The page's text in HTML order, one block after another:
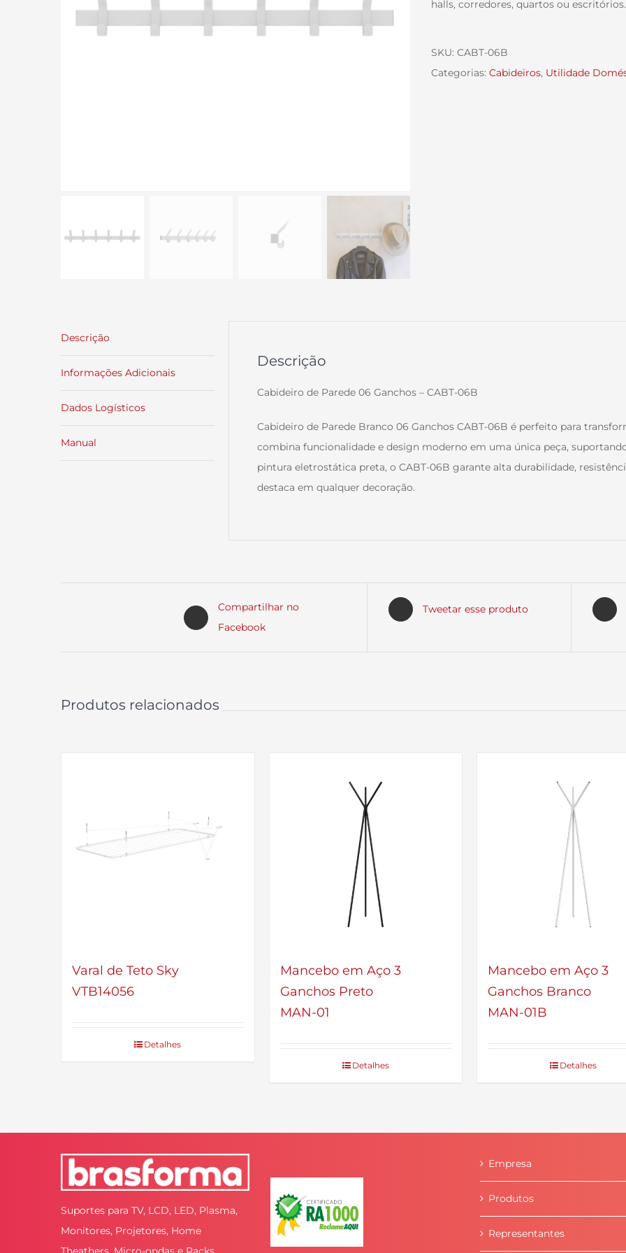
halls, corredores, quartos ou escritórios.
SKU: CABT-06B
Categorias: Cabideiros, Utilidade
Descrição
Informações Adicionais
Dados Logísticos
Manual
Descrição
Cabideiro de Parede 06 Ganchos – CABT-06B
Cabideiro de Parede Branco 06 Ganchos CABT-06B é perfeito para
combina funcionalidade e design moderno em uma única peça,
pintura eletrostática preta, o CABT-06B garante alta durabilidade,
destaca em qualquer decoração.
Compartilhar no
Facebook
Tweetar esse produto
Produtos relacionados
Varal de Teto Sky
VTB14056
Detalhes
Mancebo em Aço 3
Ganchos Preto
MAN-01
Detalhes
Mancebo em Aço 3
Ganchos Branco
MAN-01B
Detalhes
Suportes para TV, LCD, LED, Plasma,
Monitores, Projetores, Home
Empresa
Produtos
Representantes